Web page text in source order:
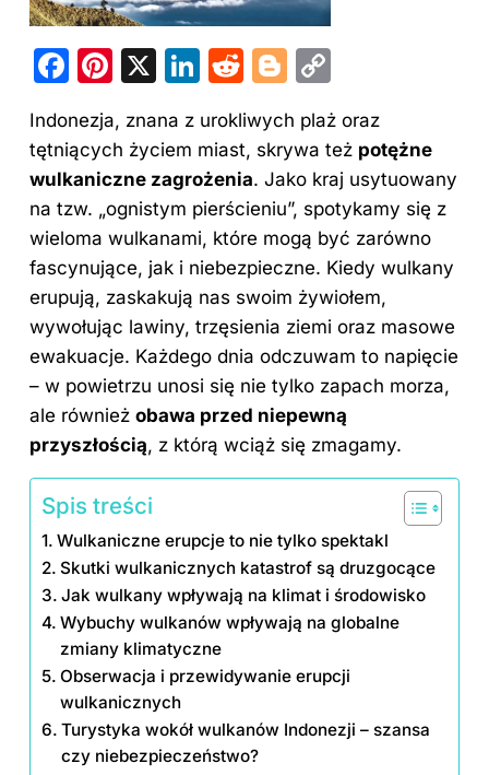
F
c
e
b
o
o
k
Pi
er
e
st
X
Li
k
e
dI
n
R
d
di
t
Bl
g
g
er
p
y
Li
n
k
Indonezja, znana z urokliwych plaż oraz
tętniących życiem miast, skrywa też potężne
wulkaniczne zagrożenia. Jako kraj usytuowany
na tzw. „ognistym pierścieniu”, spotykamy się z
wieloma wulkanami, które mogą być zarówno
fascynujące, jak i niebezpieczne. Kiedy wulkany
erupują, zaskakują nas swoim żywiołem,
wywołując lawiny, trzęsienia ziemi oraz masowe
ewakuacje. Każdego dnia odczuwam to napięcie
– w powietrzu unosi się nie tylko zapach morza,
ale również obawa przed niepewną
przyszłością, z którą wciąż się zmagamy.
Spis treści
Wulkaniczne erupcje to nie tylko spektakl
Skutki wulkanicznych katastrof są druzgocące
Jak wulkany wpływają na klimat i środowisko
Wybuchy wulkanów wpływają na globalne
zmiany klimatyczne
Obserwacja i przewidywanie erupcji
wulkanicznych
Turystyka wokół wulkanów Indonezji – szansa
czy niebezpieczeństwo?